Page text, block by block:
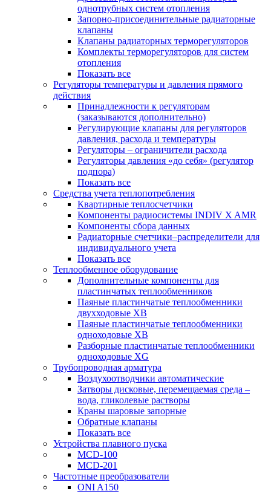
однотрубных систем отопления
Запорно-присоединительные радиаторные
клапаны
Клапаны радиаторных терморегуляторов
Комплекты терморегуляторов для систем
отопления
Показать все
Регуляторы температуры и давления прямого
действия
Принадлежности к регуляторам
(заказываются дополнительно)
Регулирующие клапаны для регуляторов
давления, расхода и температуры
Регуляторы – ограничители расхода
Регуляторы давления «до себя» (регулятор
подпора)
Показать все
Средства учета теплопотребления
Квартирные теплосчетчики
Компоненты радиосистемы INDIV X AMR
Компоненты сбора данных
Радиаторные счетчики–распределители для
индивидуального учета
Показать все
Теплообменное оборудование
Дополнительные компоненты для
пластинчатых теплообменников
Паяные пластинчатые теплообменники
двухходовые XB
Паяные пластинчатые теплообменники
одноходовые ХВ
Разборные пластинчатые теплообменники
одноходовые ХG
Трубопроводная арматура
Воздухоотводчики автоматические
Затворы дисковые, перемещаемая среда –
вода, гликолевые растворы
Краны шаровые запорные
Обратные клапаны
Показать все
Устройства плавного пуска
MCD-100
MCD-201
Частотные преобразователи
ONI A150